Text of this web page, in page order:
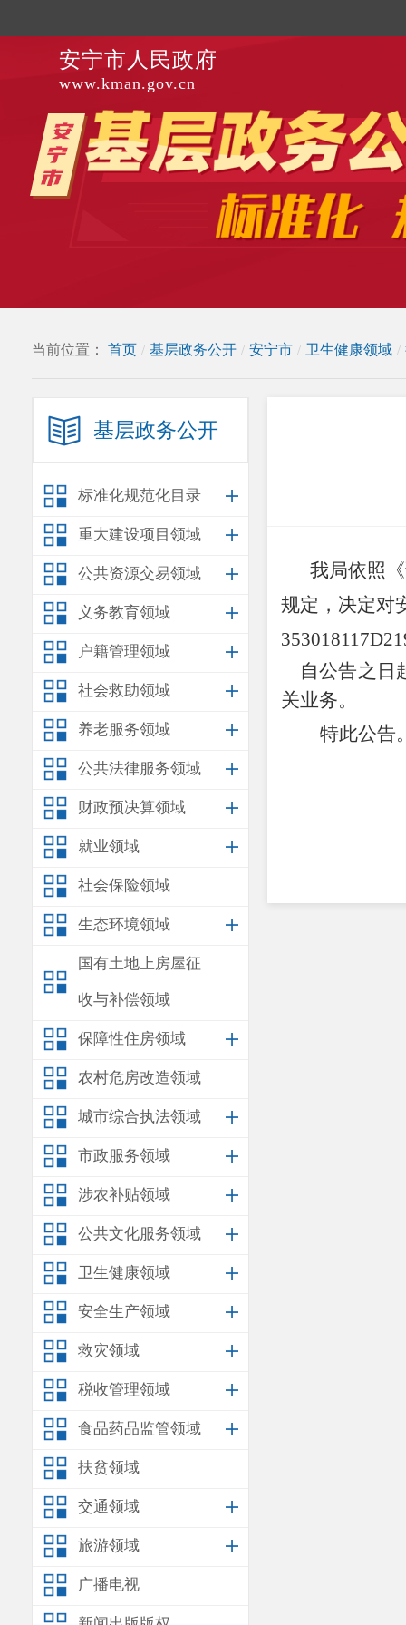
安宁市人民政府
www.kman.gov.cn
当前位置： 首页 / 基层政务公开 / 安宁市 / 卫生健康领域 /
基层政务公开
标准化规范化目录
重大建设项目领域
公共资源交易领域
义务教育领域
户籍管理领域
社会救助领域
养老服务领域
公共法律服务领域
财政预决算领域
就业领域
社会保险领域
生态环境领域
国有土地上房屋征
收与补偿领域
保障性住房领域
农村危房改造领域
城市综合执法领域
市政服务领域
涉农补贴领域
公共文化服务领域
卫生健康领域
安全生产领域
救灾领域
税收管理领域
食品药品监管领域
扶贫领域
交通领域
旅游领域
广播电视
我局依照
规定， 决定对
自公告之日
关业务。
特此公告